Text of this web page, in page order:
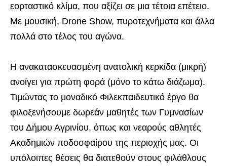
εορταστικό κλίμα, που αξίζει σε μια τέτοια επέτειο.
Με μουσική, Drone Show, πυροτεχνήματα και άλλα
πολλά στο τέλος του αγώνα.
Η ανακατασκευασμένη ανατολική κερκίδα (μικρή)
ανοίγει για πρώτη φορά (μόνο το κάτω διάζωμα).
Τιμώντας το μοναδικό Φιλεκπαιδευτικό έργο θα
φιλοξενήσουμε δωρεάν μαθητές των Γυμνασίων
του Δήμου Αγρινίου, όπως και νεαρούς αθλητές
Ακαδημιών ποδοσφαίρου της περιοχής μας. Οι
υπόλοιπες θέσεις θα διατεθούν στους φιλάθλους